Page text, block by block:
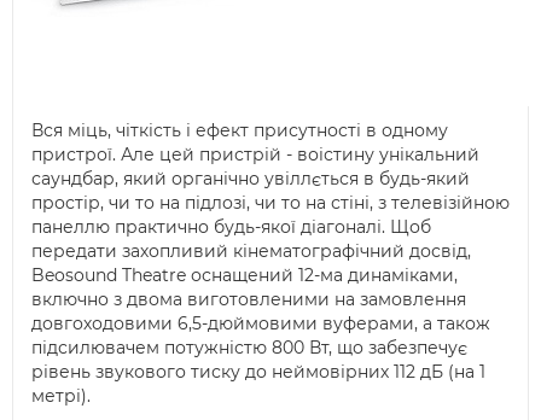
Вся міць, чіткість і ефект присутності в одному
пристрої. Але цей пристрій - воістину унікальний
саундбар, який органічно увіллється в будь-який
простір, чи то на підлозі, чи то на стіні, з телевізійною
панеллю практично будь-якої діагоналі. Щоб
передати захопливий кінематографічний досвід,
Beosound Theatre оснащений 12-ма динаміками,
включно з двома виготовленими на замовлення
довгоходовими 6,5-дюймовими вуферами, а також
підсилювачем потужністю 800 Вт, що забезпечує
рівень звукового тиску до неймовірних 112 дБ (на 1
метрі).